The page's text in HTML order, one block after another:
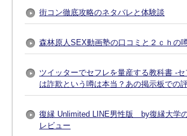
街コン徹底攻略のネタバレと体験談
森林原人SEX動画塾の口コミと２ｃｈの
ツイッターでセフレを量産する教科書 -
は詐欺という噂は本当？あの掲示板での
復縁 Unlimited LINE男性版 by復縁大学
レビュー